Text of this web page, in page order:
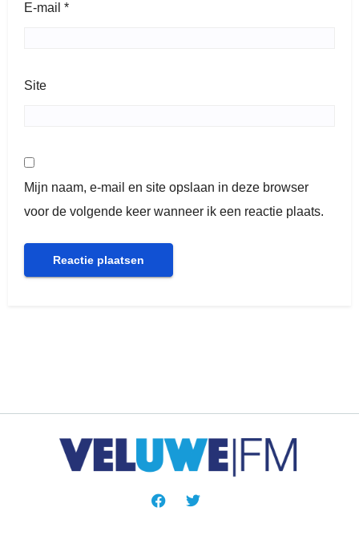
E-mail *
Site
Mijn naam, e-mail en site opslaan in deze browser
voor de volgende keer wanneer ik een reactie plaats.